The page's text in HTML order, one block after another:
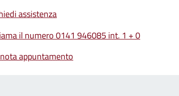
assistenza
il numero 0141 946085 int. 1 + 0
appuntamento